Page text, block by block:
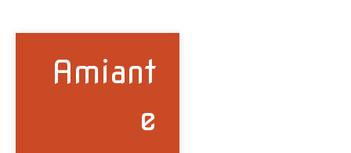
Amiant
e